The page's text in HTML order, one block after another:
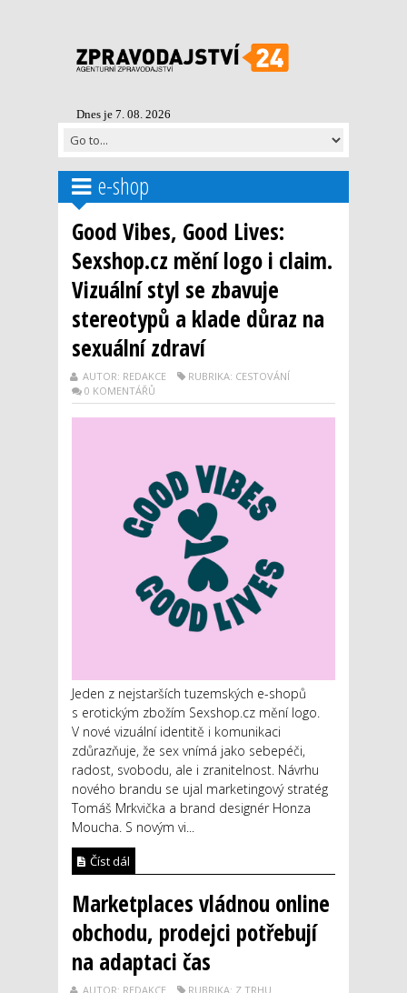
Dnes je 7. 08. 2026
e-shop
Good Vibes, Good Lives:
Sexshop.cz mění logo i claim.
Vizuální styl se zbavuje
stereotypů a klade důraz na
sexuální zdraví
AUTOR: REDAKCE
RUBRIKA: CESTOVÁNÍ
0 KOMENTÁŘŮ
Jeden z nejstarších tuzemských e-shopů
s erotickým zbožím Sexshop.cz mění logo.
V nové vizuální identitě i komunikaci
zdůrazňuje, že sex vnímá jako sebepéči,
radost, svobodu, ale i zranitelnost. Návrhu
nového brandu se ujal marketingový stratég
Tomáš Mrkvička a brand designér Honza
Moucha. S novým vi...
Číst dál
Marketplaces vládnou online
obchodu, prodejci potřebují
na adaptaci čas
AUTOR: REDAKCE
RUBRIKA: Z TRHU